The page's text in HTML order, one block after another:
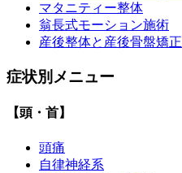
マタニティー整体
翁長式モーション施術
産後整体と産後骨盤矯正
症状別メニュー
【頭・首】
頭痛
自律神経系